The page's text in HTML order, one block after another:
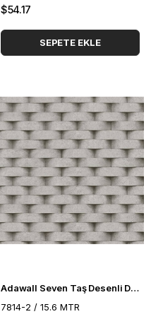
$54.17
SEPETE EKLE
Adawall Seven Taş Desenli Duvar Kağıdı 7814-2
7814-2 / 15.6 MTR